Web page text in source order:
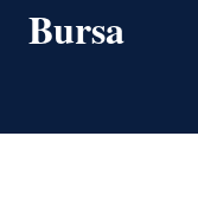
Bursa